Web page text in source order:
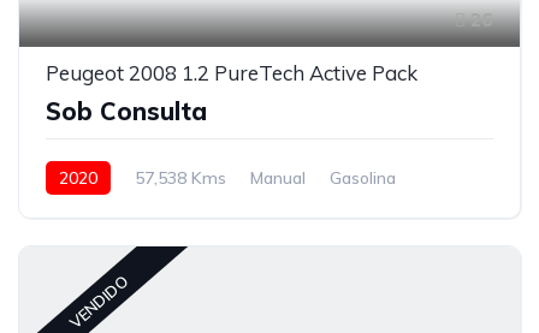
26
Peugeot 2008 1.2 PureTech Active Pack
Sob Consulta
2020 57,538 Kms Manual Gasolina
VENDIDO